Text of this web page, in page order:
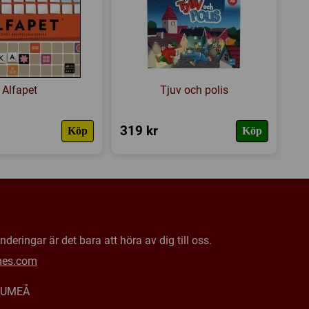
Alfapet
Köp
Tjuv och polis
319 kr Köp
är det bara att höra av dig till oss.